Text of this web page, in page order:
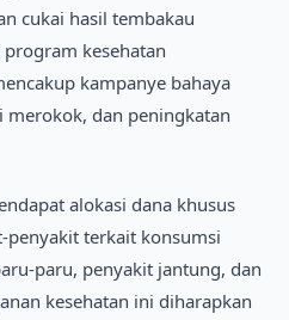
cukai hasil tembakau
kesehatan
kampanye bahaya
dan peningkatan
alokasi dana khusus
terkait konsumsi
paru, penyakit jantung, dan
kesehatan ini diharapkan